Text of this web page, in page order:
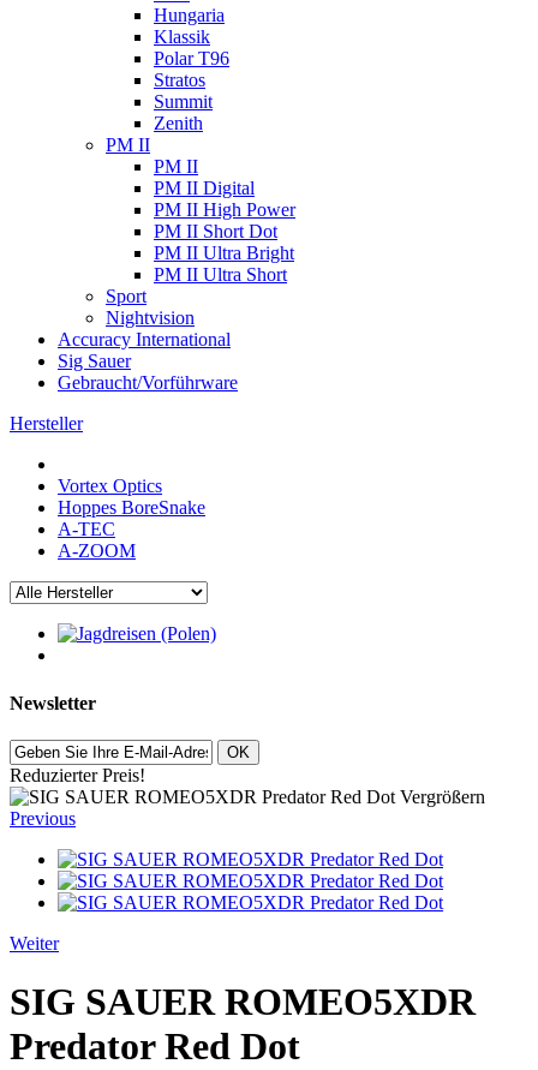
Hungaria
Klassik
Polar T96
Stratos
Summit
Zenith
PM II
PM II
PM II Digital
PM II High Power
PM II Short Dot
PM II Ultra Bright
PM II Ultra Short
Sport
Nightvision
Accuracy International
Sig Sauer
Gebraucht/Vorführware
Hersteller
Vortex Optics
Hoppes BoreSnake
A-TEC
A-ZOOM
Newsletter
OK
Reduzierter Preis!
Vergrößern
Previous
Weiter
SIG SAUER ROMEO5XDR
Predator Red Dot